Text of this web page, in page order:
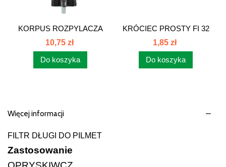
KORPUS ROZPYLACZA
KPL.ZE...
10,75 zł
Do koszyka
KRÓCIEC PROSTY FI 32
4034020020
1,85 zł
Do koszyka
Więcej informacji
FILTR DŁUGI DO PILMET
Zastosowanie